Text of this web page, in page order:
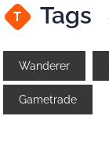
T Tags
Wanderer
Gametrade